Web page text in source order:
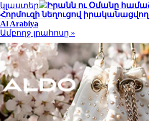
կլաստեր
Իրանն ու Օմանը
Հորմուզի նեղուցով իրականացվող
Al Arabiya
Ամբողջ լրահոսը »